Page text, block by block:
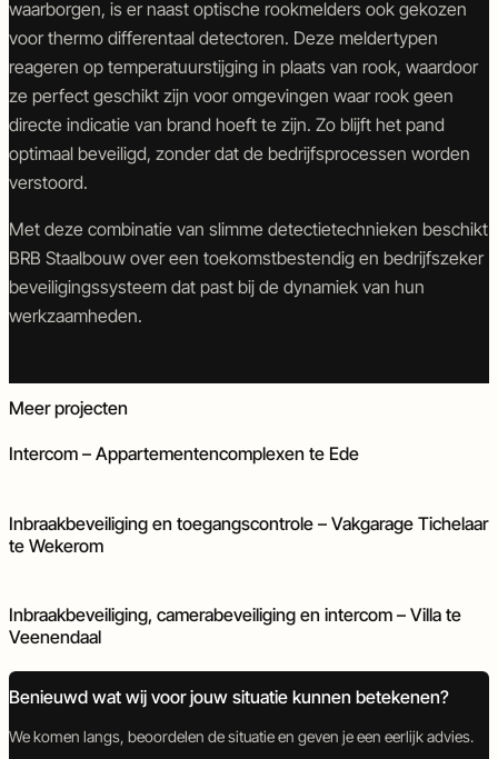
waarborgen, is er naast optische rookmelders ook gekozen
voor thermo differentaal detectoren. Deze meldertypen
reageren op temperatuurstijging in plaats van rook, waardoor
ze perfect geschikt zijn voor omgevingen waar rook geen
directe indicatie van brand hoeft te zijn. Zo blijft het pand
optimaal beveiligd, zonder dat de bedrijfsprocessen worden
verstoord.
Met deze combinatie van slimme detectietechnieken beschikt
BRB Staalbouw over een toekomstbestendig en bedrijfszeker
beveiligingssysteem dat past bij de dynamiek van hun
werkzaamheden.
Meer projecten
Intercom – Appartementencomplexen te Ede
InbraakbeveiligingToegangscontrole
Inbraakbeveiliging en toegangscontrole – Vakgarage Tichelaar
te Wekerom
CamerabeveiligingInbraakbeveiliging
Inbraakbeveiliging, camerabeveiliging en intercom – Villa te
Veenendaal
Benieuwd wat wij voor jouw situatie kunnen betekenen?
We komen langs, beoordelen de situatie en geven je een eerlijk advies.